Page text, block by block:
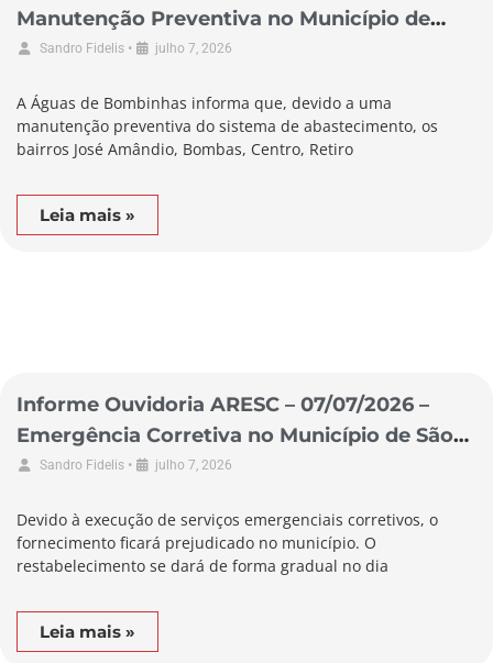
Manutenção Preventiva no Município de
Bombinhas
Sandro Fidelis • julho 7, 2026
A Águas de Bombinhas informa que, devido a uma
manutenção preventiva do sistema de abastecimento, os
bairros José Amândio, Bombas, Centro, Retiro
Leia mais »
Informe Ouvidoria ARESC – 07/07/2026 –
Emergência Corretiva no Município de São
Lourenço do Oeste
Sandro Fidelis • julho 7, 2026
Devido à execução de serviços emergenciais corretivos, o
fornecimento ficará prejudicado no município. O
restabelecimento se dará de forma gradual no dia
Leia mais »